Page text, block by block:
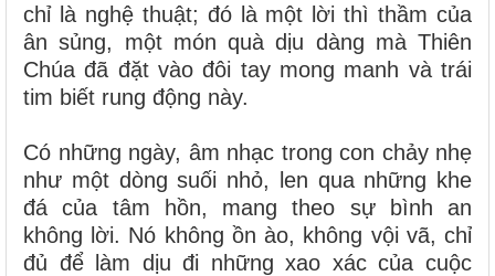
chỉ là nghệ thuật; đó là một lời thì thầm của
ân sủng, một món quà dịu dàng mà Thiên
Chúa đã đặt vào đôi tay mong manh và trái
tim biết rung động này.
Có những ngày, âm nhạc trong con chảy nhẹ
như một dòng suối nhỏ, len qua những khe
đá của tâm hồn, mang theo sự bình an
không lời. Nó không ồn ào, không vội vã, chỉ
đủ để làm dịu đi những xao xác của cuộc